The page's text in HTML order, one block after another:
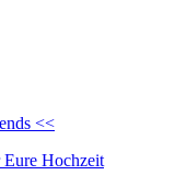
<<
Hochzeit